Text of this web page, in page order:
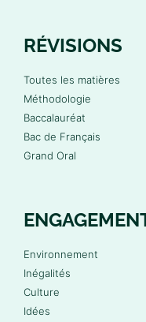
RÉVISIONS
Toutes les matières
Méthodologie
Baccalauréat
Bac de Français
Grand Oral
Environnement
Inégalités
Culture
Idées